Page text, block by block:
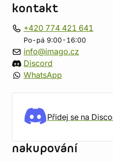
kontakt
+420 774 421 641
Po-pá 9:00-16:00
info@imago.cz
Discord
WhatsApp
Přidej se na
nakupování